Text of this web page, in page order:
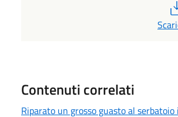
Contenuti correlati
Riparato un grosso guasto al